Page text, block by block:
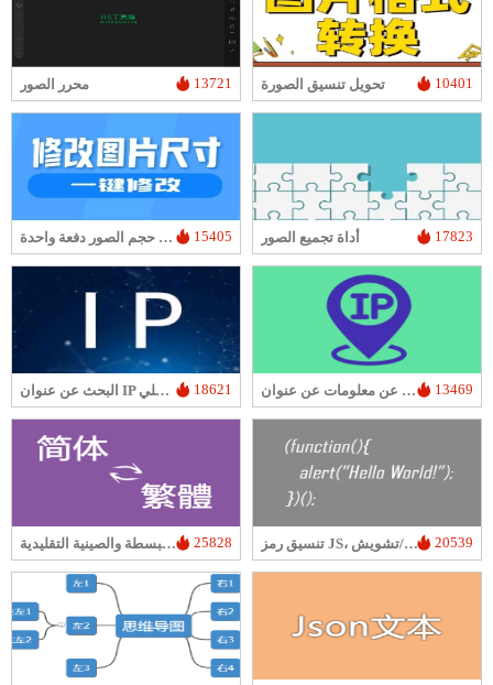
محرر الصور 13721 تحويل تنسيق الصورة 10401
أداة تغيير حجم الصور دفعة واحدة 15405 أداة تجميع الصور 17823
البحث عن عنوان IP المحلي 18621 البحث عن معلومات عن عنوان IP 13469
أو التحويل بين الصينية المبسطة والصينية التقليدية 25828 تنسيق رمز JS، ضغط، تشفير/تشويش 20539